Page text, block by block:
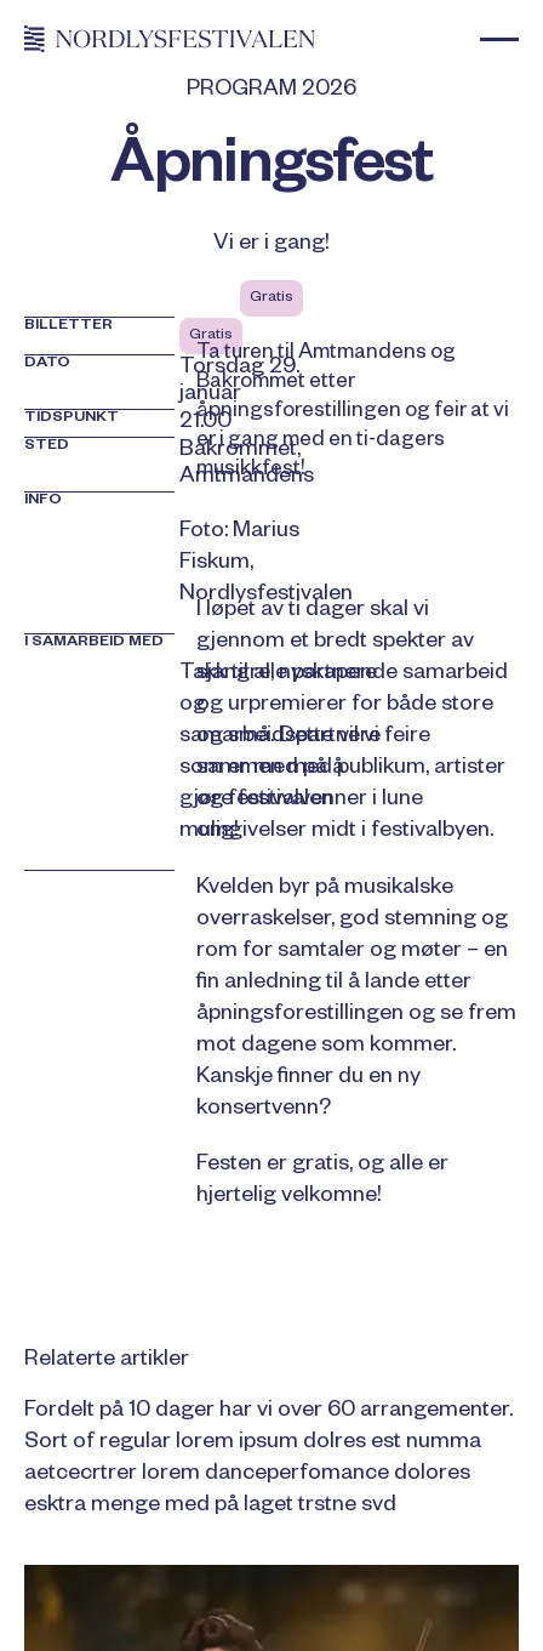
PROGRAM 2026
Åpningsfest
Vi er i gang!
Gratis
BILLETTER
Gratis
DATO
Torsdag 29.
januar
TIDSPUNKT 21.00
STED
Bakrommet,
Amtmandens
INFO
Foto: Marius
Fiskum,
Nordlysfestivalen
I SAMARBEID MED
Takk til alle partnere
og
samarbeidspartnere
som er med på å
gjøre festivalen
mulig!
Ta turen til Amtmandens og
Bakrommet etter
åpningsforestillingen og feir at vi
er i gang med en ti-dagers
musikkfest!
I løpet av ti dager skal vi
gjennom et bredt spekter av
sjangre, nyskapende samarbeid
og urpremierer for både store
og små. Dette vil vi feire
sammen med publikum, artister
og festivalvenner i lune
omgivelser midt i festivalbyen.
Kvelden byr på musikalske
overraskelser, god stemning og
rom for samtaler og møter – en
fin anledning til å lande etter
åpningsforestillingen og se frem
mot dagene som kommer.
Kanskje finner du en ny
konsertvenn?
Festen er gratis, og alle er
hjertelig velkomne!
Relaterte artikler
Fordelt på 10 dager har vi over 60 arrangementer.
Sort of regular lorem ipsum dolres est numma
aetcecrtrer lorem danceperfomance dolores
esktra menge med på laget trstne svd